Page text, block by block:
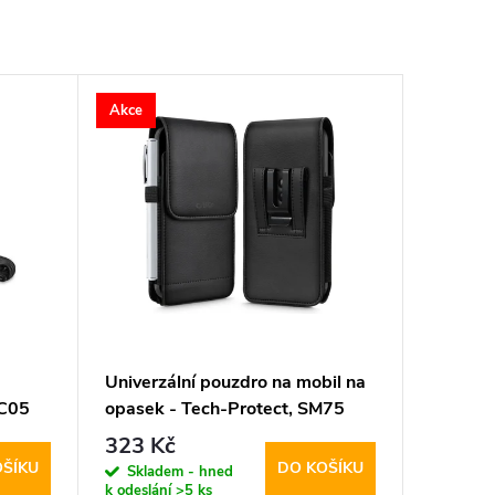
Akce
Univerzální pouzdro na mobil na
opasek - Tech-Protect, SM75
5.8-6.8" Black
323 Kč
Skladem - hned
k odeslání>5 ks
DO KOŠÍKU